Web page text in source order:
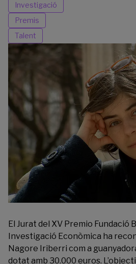
Investigació
Premis
Talent
El Jurat del XV Premio Fundació
Investigació Econòmica ha
Nagore Iriberri com a
dotat amb 30.000 euros.